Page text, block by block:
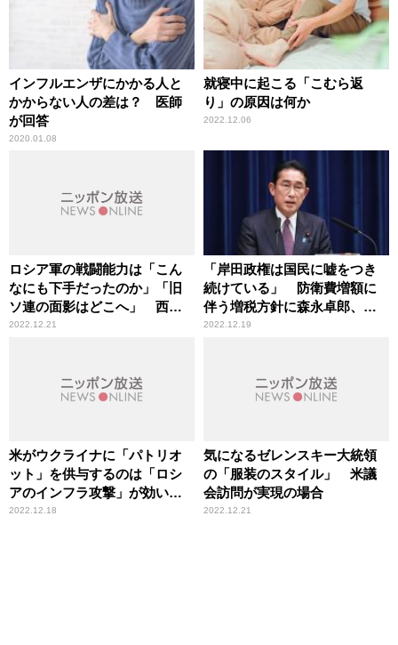
インフルエンザにかかる人と
かからない人の差は？ 医師
が回答
2020.01.08
就寝中に起こる「こむら返
り」の原因は何か
2022.12.06
ロシア軍の戦闘能力は「こん
なにも下手だったのか」「旧
ソ連の面影はどこへ」 西側
軍事専門家の受け止め方を防
2022.12.21
「岸田政権は国民に嘘をつき
続けている」 防衛費増額に
伴う増税方針に森永卓郎、須
田慎一郎が指摘
2022.12.19
米がウクライナに「パトリオ
ット」を供与するのは「ロシ
アのインフラ攻撃」が効いて
いる証拠
2022.12.18
気になるゼレンスキー大統領
の「服装のスタイル」 米議
会訪問が実現の場合
2022.12.21